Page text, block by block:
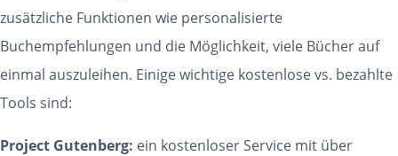
zusätzliche Funktionen wie personalisierte
Buchempfehlungen und die Möglichkeit, viele Bücher auf
einmal auszuleihen. Einige wichtige kostenlose vs. bezahlte
Tools sind:
Project Gutenberg: ein kostenloser Service mit über